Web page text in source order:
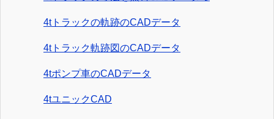
4tトラックの軌跡のCADデータ
4tトラック軌跡図のCADデータ
4tポンプ車のCADデータ
4tユニックCAD